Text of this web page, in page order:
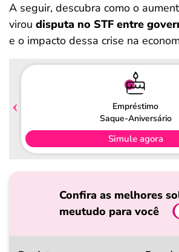
A seguir, descubra como o
virou disputa no STF entre
e o impacto dessa crise na
Empréstimo
Saque-Aniversário
Simule agora
Confira as melhores
meutudo para você